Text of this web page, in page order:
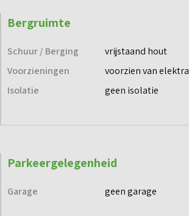
Bergruimte
Schuur / Berging
vrijstaand hout
Voorzieningen
voorzien van elektra
Isolatie
geen isolatie
Parkeergelegenheid
Garage geen garage